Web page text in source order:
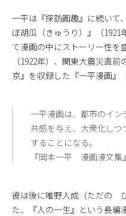
一平は『探訪画趣』に続いて
ぼ胡瓜（きゅうり）』（
て漫画の中にストーリー性を
（1922年）、関東大震災直
京』を収録した『一平漫画』
一平漫画は、都市のイ
共感を与え、大衆化し
することになる。
『岡本一平 漫画漫文
彼は後に唯野人成（ただの
た、『人の一生』という長編